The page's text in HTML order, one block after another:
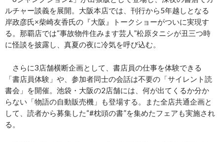
ルチャー談義を展開。大阪本店では、刊行から5年越しとなる
岸政彦氏×柴崎友香氏の『大阪』トークショーがついに実現す
る。那覇店では“事故物件住みます芸人”松原タニシが丑三つ時
に怪談を披露し、真夏の夜に冷気を呼び込む。
さらに3店舗横断企画として、書店員の仕事を体験できる
「書店員体験」や、参加者同士の会話は不要の「サイレント読
書会」を開催。池袋・大阪の2店舗には、何が出てくるか分か
らない「物語の自動販売機」も登場する。また全店共通企画と
して、読者から募集した“#枕頭の書”を集めたフェアも実施され
る。